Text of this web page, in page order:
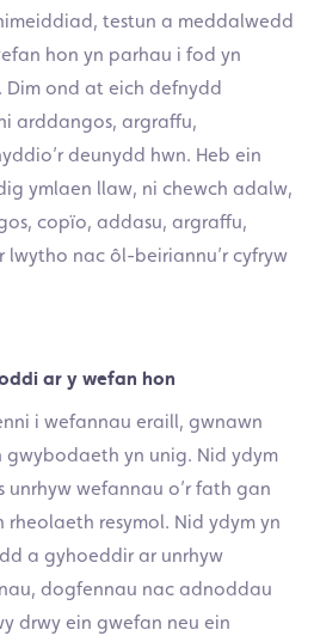
testun a meddalwedd
hon yn parhau i fod yn
ond at eich defnydd
arddangos, argraffu,
deunydd hwn. Heb ein
ymlaen llaw, ni chewch adalw,
copïo, addasu, argraffu,
lwytho nac ôl-beiriannu’r cyfryw
ar y wefan hon
i wefannau eraill, gwnawn
yn unig. Nid ydym
unrhyw wefannau o’r fath gan
rheolaeth resymol. Nid ydym yn
a gyhoeddir ar unrhyw
dogfennau nac adnoddau
drwy ein gwefan neu ein